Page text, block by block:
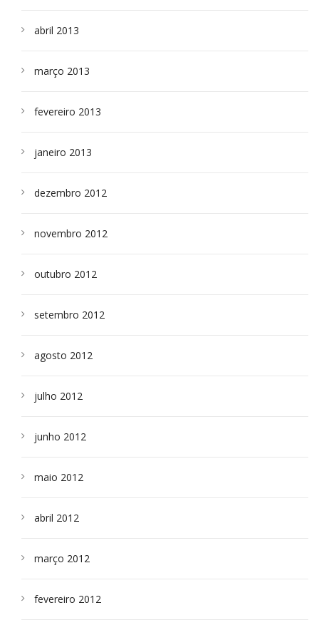
abril 2013
março 2013
fevereiro 2013
janeiro 2013
dezembro 2012
novembro 2012
outubro 2012
setembro 2012
agosto 2012
julho 2012
junho 2012
maio 2012
abril 2012
março 2012
fevereiro 2012